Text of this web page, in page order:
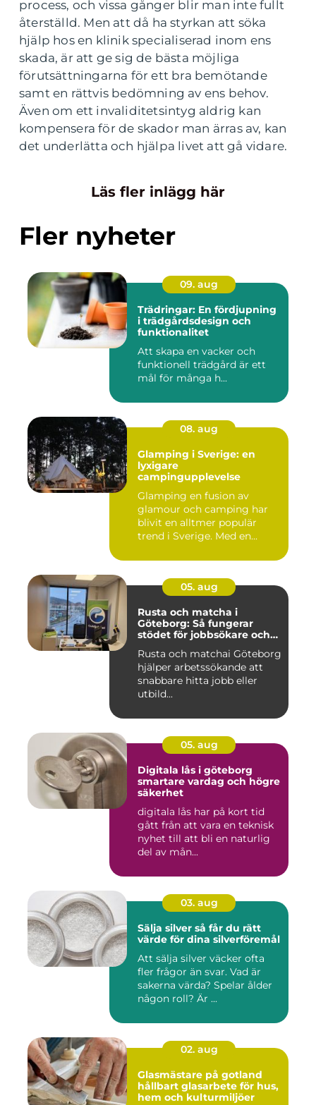
process, och vissa gånger blir man inte fullt
återställd. Men att då ha styrkan att söka
hjälp hos en klinik specialiserad inom ens
skada, är att ge sig de bästa möjliga
förutsättningarna för ett bra bemötande
samt en rättvis bedömning av ens behov.
Även om ett invaliditetsintyg aldrig kan
kompensera för de skador man ärras av, kan
det underlätta och hjälpa livet att gå vidare.
Läs fler inlägg här
Fler nyheter
09. aug
Trädringar: En fördjupning
i trädgårdsdesign och
funktionalitet
Att skapa en vacker och
funktionell trädgård är ett
mål för många h...
08. aug
Glamping i Sverige: en
lyxigare
campingupplevelse
Glamping en fusion av
glamour och camping har
blivit en alltmer populär
trend i Sverige. Med en...
05. aug
Rusta och matcha i
Göteborg: Så fungerar
stödet för jobbsökare och
Rusta och matchai Göteborg
hjälper arbetssökande att
snabbare hitta jobb eller
utbild...
05. aug
Digitala lås i göteborg
smartare vardag och högre
säkerhet
digitala lås har på kort tid
gått från att vara en teknisk
nyhet till att bli en naturlig
del av mån...
03. aug
Sälja silver så får du rätt
värde för dina silverföremål
Att sälja silver väcker ofta
fler frågor än svar. Vad är
sakerna värda? Spelar ålder
någon roll? Är ...
02. aug
Glasmästare på gotland
hållbart glasarbete för hus,
hem och kulturmiljöer